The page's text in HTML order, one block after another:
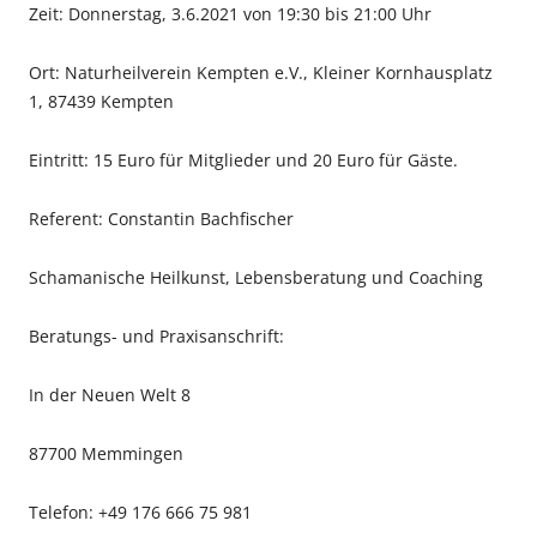
Zeit: Donnerstag, 3.6.2021 von 19:30 bis 21:00 Uhr
Ort: Naturheilverein Kempten e.V., Kleiner Kornhausplatz
1, 87439 Kempten
Eintritt: 15 Euro für Mitglieder und 20 Euro für Gäste.
Referent: Constantin Bachfischer
Schamanische Heilkunst, Lebensberatung und Coaching
Beratungs- und Praxisanschrift:
In der Neuen Welt 8
87700 Memmingen
Telefon: +49 176 666 75 981